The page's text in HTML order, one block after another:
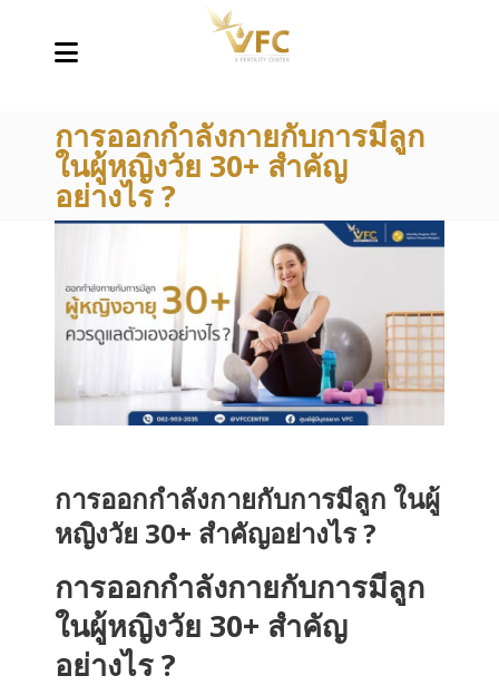
การออกกำลังกายกับการมีลูก
ในผู้หญิงวัย 30+ สำคัญ
อย่างไร ?
การออกกำลังกายกับการมีลูก ในผู้
หญิงวัย 30+ สำคัญอย่างไร ?
การออกกำลังกายกับการมีลูก
ในผู้หญิงวัย 30+ สำคัญ
อย่างไร ?